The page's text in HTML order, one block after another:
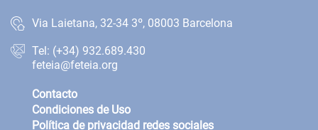
Via Laietana, 32-34 3º, 08003 Barcelona
Tel: (+34) 932.689.430
feteia@feteia.org
Contacto
Condiciones de Uso
Política de privacidad redes sociales